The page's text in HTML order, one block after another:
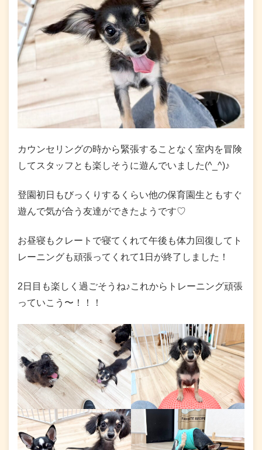
カウンセリングの時から緊張することなく室内を冒険
してスタッフとも楽しそうに遊んでいました(^_^)♪
登園初日もびっくりするくらい他の保育園生ともすぐ
遊んで気が合う友達ができたようです♡
お昼寝もクレートで寝てくれて午後も体力回復してト
レーニングも頑張ってくれて1日が終了しました！
2日目も楽しく過ごそうね♪これからトレーニング頑張
っていこう〜！！！